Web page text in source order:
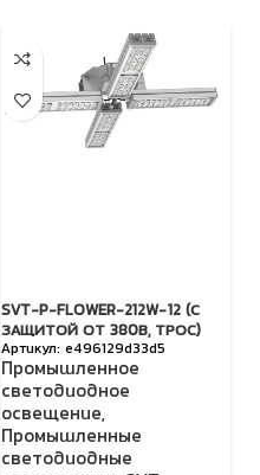
SVT-P-FLOWER-212W-12 (С
ЗАЩИТОЙ ОТ 380В, ТРОС)
e496129d33d5
Промышленное
светодиодное
освещение,
Промышленные
светодиодные